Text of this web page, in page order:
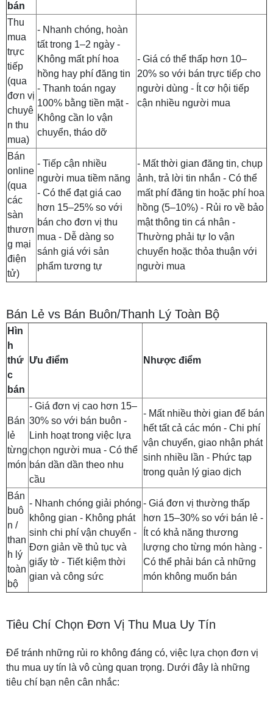
bán
Thu
mua
trực
tiếp
(qua
đơn vị
chuyê
n thu
mua)
- Nhanh chóng, hoàn
tất trong 1–2 ngày -
Không mất phí hoa
hồng hay phí đăng tin
- Thanh toán ngay
100% bằng tiền mặt -
Không cần lo vận
chuyển, tháo dỡ
- Giá có thể thấp hơn 10–
20% so với bán trực tiếp cho
người dùng - Ít cơ hội tiếp
cận nhiều người mua
Bán
online
(qua
các
sàn
thươn
g mại
điện
tử)
- Tiếp cận nhiều
người mua tiềm năng
- Có thể đạt giá cao
hơn 15–25% so với
bán cho đơn vị thu
mua - Dễ dàng so
sánh giá với sản
phẩm tương tự
- Mất thời gian đăng tin, chụp
ảnh, trả lời tin nhắn - Có thể
mất phí đăng tin hoặc phí hoa
hồng (5–10%) - Rủi ro về bảo
mật thông tin cá nhân -
Thường phải tự lo vận
chuyển hoặc thỏa thuận với
người mua
Bán Lẻ vs Bán Buôn/Thanh Lý Toàn Bộ
Hìn
h
thứ
c
bán
Ưu điểm Nhược điểm
Bán
lẻ
từng
món
- Giá đơn vị cao hơn 15–
30% so với bán buôn -
Linh hoạt trong việc lựa
chọn người mua - Có thể
bán dần dần theo nhu
cầu
- Mất nhiều thời gian để bán
hết tất cả các món - Chi phí
vận chuyển, giao nhận phát
sinh nhiều lần - Phức tạp
trong quản lý giao dịch
Bán
buô
n /
than
h lý
toàn
bộ
- Nhanh chóng giải phóng
không gian - Không phát
sinh chi phí vận chuyển -
Đơn giản về thủ tục và
giấy tờ - Tiết kiệm thời
gian và công sức
- Giá đơn vị thường thấp
hơn 15–30% so với bán lẻ -
Ít có khả năng thương
lượng cho từng món hàng -
Có thể phải bán cả những
món không muốn bán
Tiêu Chí Chọn Đơn Vị Thu Mua Uy Tín
Để tránh những rủi ro không đáng có, việc lựa chọn đơn vị
thu mua uy tín là vô cùng quan trọng. Dưới đây là những
tiêu chí bạn nên cân nhắc: